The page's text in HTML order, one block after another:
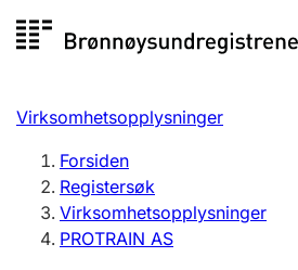
til
Registersøk
Aksjeselskap
Enkeltpersonforetak
Registrere, endre, slette
Virksomhetsopplysninger
Forsiden
Registersøk
Virksomhetsopplysninger
PROTRAIN AS